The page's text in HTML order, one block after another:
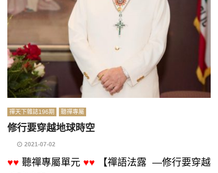
禪天下雜誌196期 聽禪專屬
修行要穿越地球時空
2021-07-02
♥♥ 聽禪專屬單元 ♥♥ 【禪語法露 —修行要穿越